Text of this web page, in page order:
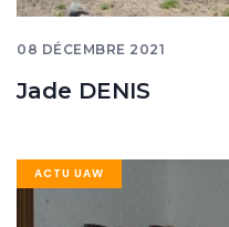
08 DÉCEMBRE 2021
Jade DENIS
ACTU UAW
Image
banner